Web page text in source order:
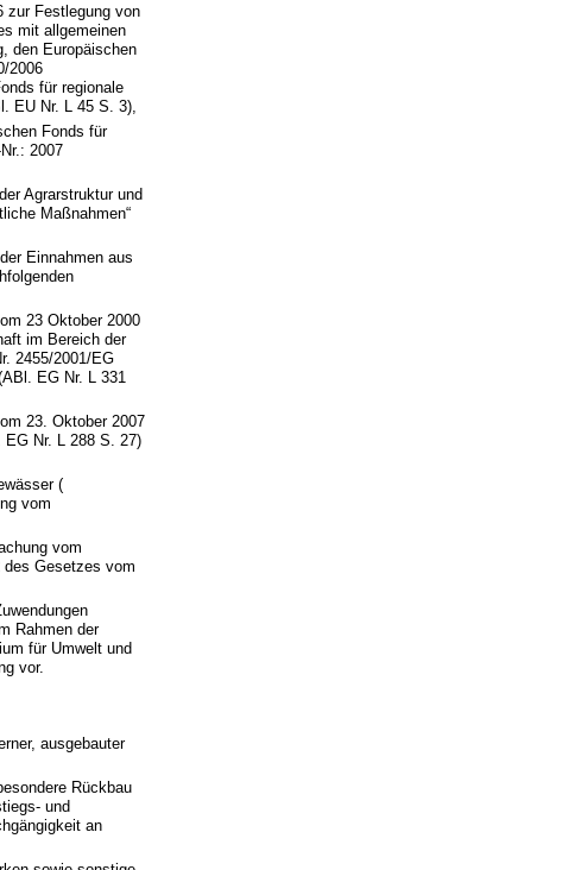
zur Festlegung von
mit allgemeinen
den Europäischen
2006
für regionale
EU Nr. L 45 S. 3),
Fonds für
2007
Agrarstruktur und
Maßnahmen“
Einnahmen aus
23 Oktober 2000
im Bereich der
2455/2001/EG
EG Nr. L 331
23. Oktober 2007
Nr. L 288 S. 27)
(
vom
vom
Gesetzes vom
Rahmen der
für Umwelt und
vor.
ausgebauter
Rückbau
und
an